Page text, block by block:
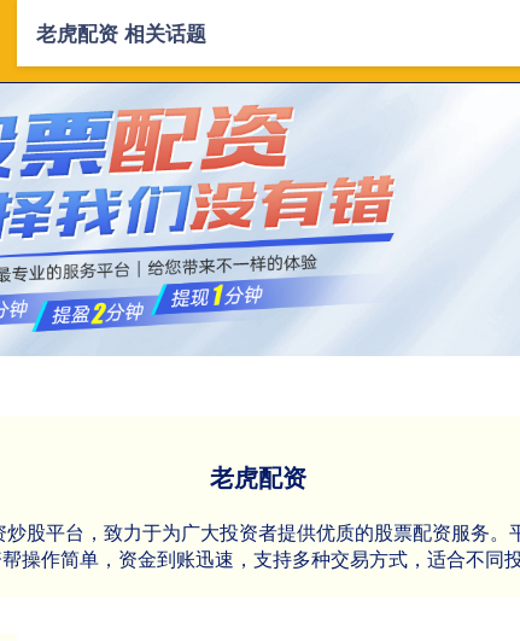
老虎配资
股平台，致力于为广大投资者提供优质的股票配资服务
操作简单，资金到账迅速，支持多种交易方式，适合不
老虎配资 相关话题